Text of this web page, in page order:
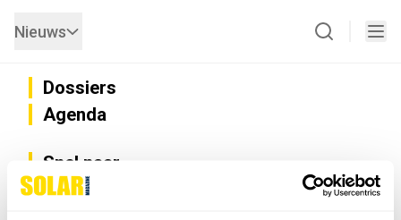
Nieuws
Dossiers
Agenda
Snel naar
Privacy